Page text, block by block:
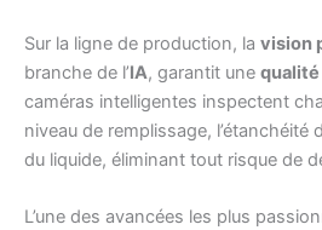
Sur la ligne de production, la vision
branche de l’IA, garantit une
caméras intelligentes inspectent
niveau de remplissage, l’étanchéité
du liquide, éliminant tout risque de
L’une des avancées les plus